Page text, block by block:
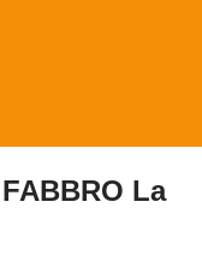
La